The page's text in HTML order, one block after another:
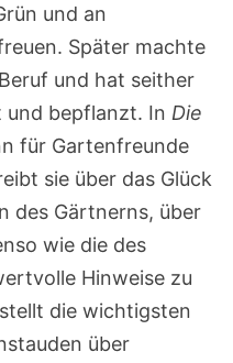
und an
Später machte
und hat seither
und bepflanzt. In Die
für Gartenfreunde
sie über das Glück
des Gärtnerns, über
wie die des
Hinweise zu
die wichtigsten
über